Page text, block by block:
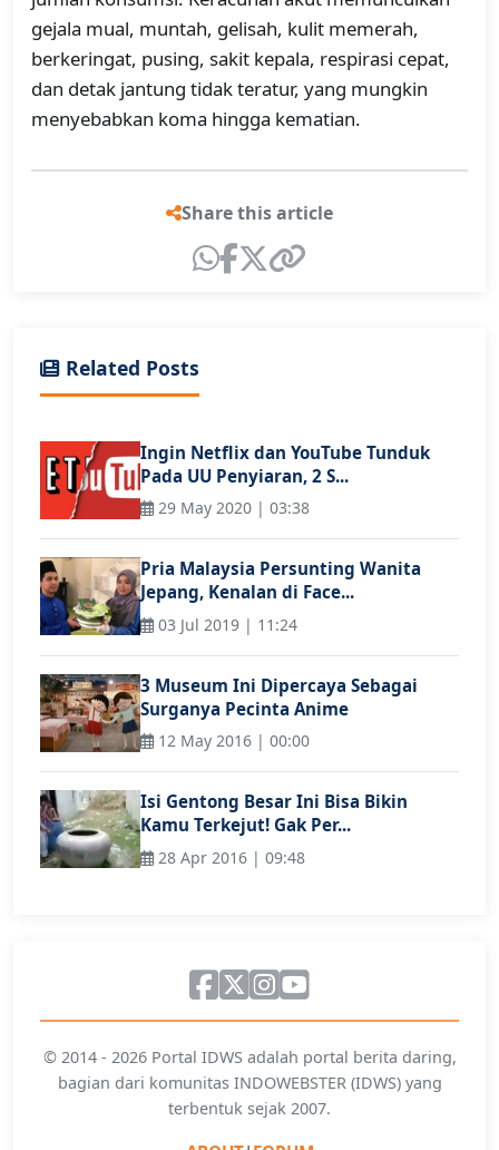
gejala mual, muntah, gelisah, kulit memerah,
berkeringat, pusing, sakit kepala, respirasi cepat,
dan detak jantung tidak teratur, yang mungkin
menyebabkan koma hingga kematian.
Share this article
Related Posts
Ingin Netflix dan YouTube Tunduk
Pada UU Penyiaran, 2 S...
29 May 2020 | 03:38
Pria Malaysia Persunting Wanita
Jepang, Kenalan di Face...
03 Jul 2019 | 11:24
3 Museum Ini Dipercaya Sebagai
Surganya Pecinta Anime
12 May 2016 | 00:00
Isi Gentong Besar Ini Bisa Bikin
Kamu Terkejut! Gak Per...
28 Apr 2016 | 09:48
© 2014 - 2026 Portal IDWS adalah portal berita daring,
bagian dari komunitas INDOWEBSTER (IDWS) yang
terbentuk sejak 2007.